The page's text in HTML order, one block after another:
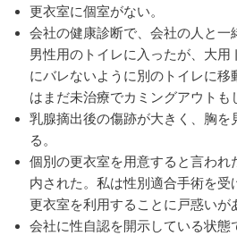
更衣室に個室がない。
会社の健康診断で、会社の人と一
男性用のトイレに入ったが、大用
にバレないように別のトイレに移
はまだ未治療でカミングアウトも
乳腺摘出後の傷跡が大きく、胸を
る。
個別の更衣室を用意すると言われ
内された。私は性別適合手術を受
更衣室を利用することに戸惑いが
会社に性自認を開示している状態